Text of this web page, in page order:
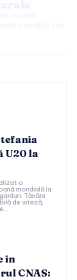
U20 la
o
mondială la
Tânăra
de viteză,
în
CNAS: